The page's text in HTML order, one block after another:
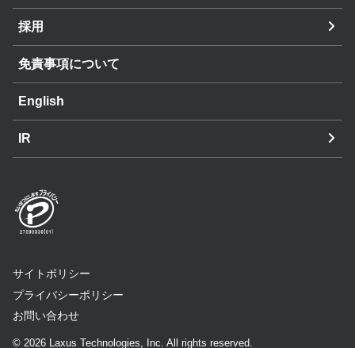
採用
免責事項について
English
IR
サイトポリシー
プライバシーポリシー
お問い合わせ
© 2026 Laxus Technologies, Inc. All rights reserved.